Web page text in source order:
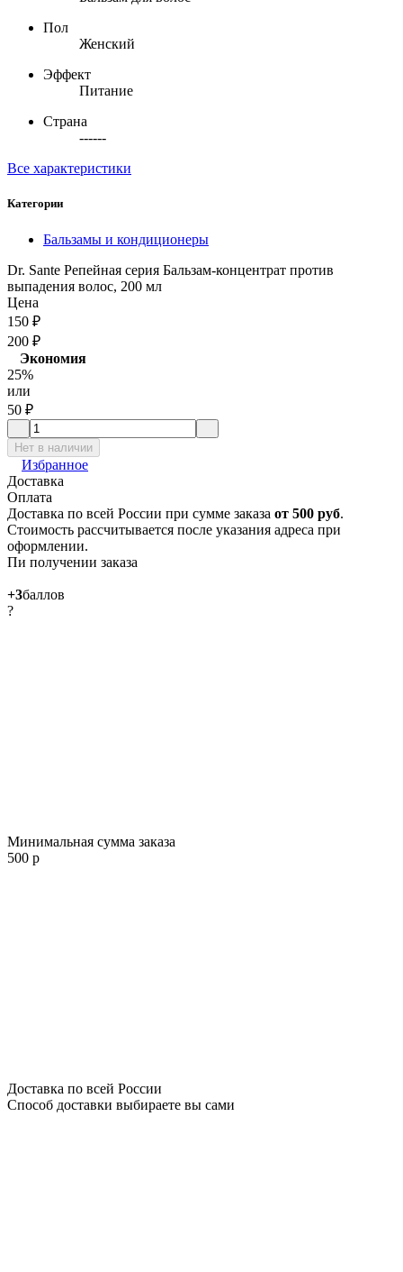
Пол
Женский
Эффект
Питание
Страна
------
Все характеристики
Категории
Бальзамы и кондиционеры
Dr. Sante Репейная серия Бальзам-концентрат против
выпадения волос, 200 мл
Цена
150 ₽
200 ₽
Экономия
25%
или
50 ₽
Нет в наличии
Избранное
Доставка
Оплата
Доставка по всей России при сумме заказа от 500 руб.
Стоимость рассчитывается после указания адреса при
оформлении.
Пи получении заказа
+3баллов
?
Минимальная сумма заказа
500 р
Доставка по всей России
Способ доставки выбираете вы сами